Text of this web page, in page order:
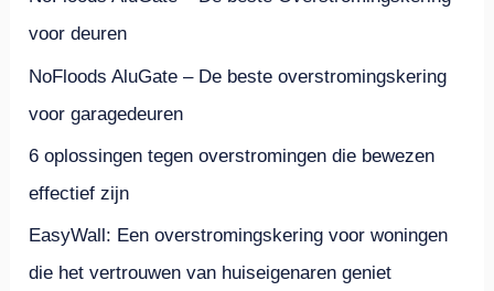
voor deuren
NoFloods AluGate – De beste overstromingskering
voor garagedeuren
6 oplossingen tegen overstromingen die bewezen
effectief zijn
EasyWall: Een overstromingskering voor woningen
die het vertrouwen van huiseigenaren geniet